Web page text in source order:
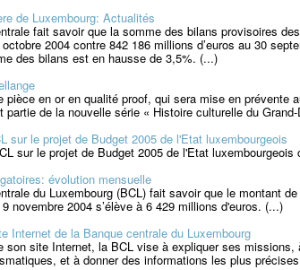
de Luxembourg: Actualités
fait savoir que la somme des bilans provisoires
octobre 2004 contre 842 186 millions d’euros au 30
des bilans est en hausse de 3,5%. (...)
pièce en or en qualité proof, qui sera mise en prévente
partie de la nouvelle série « Histoire culturelle du
sur le projet de Budget 2005 de l'Etat luxembourgeois
sur le projet de Budget 2005 de l'Etat
évolution mensuelle
du Luxembourg (BCL) fait savoir que le montant
novembre 2004 s’élève à 6 429 millions d'euros. (...)
Internet de la Banque centrale du Luxembourg
son site Internet, la BCL vise à expliquer ses
et à donner des informations les plus